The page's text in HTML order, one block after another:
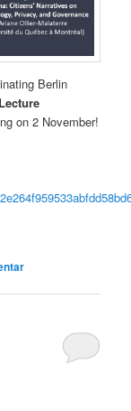
Berlin
on 2 November!